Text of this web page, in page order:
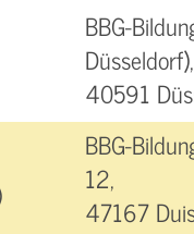
BBG-
40591
BBG-
12,
47167